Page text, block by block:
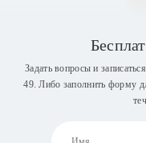
Задать вопросы и
49. Либо заполнить форму